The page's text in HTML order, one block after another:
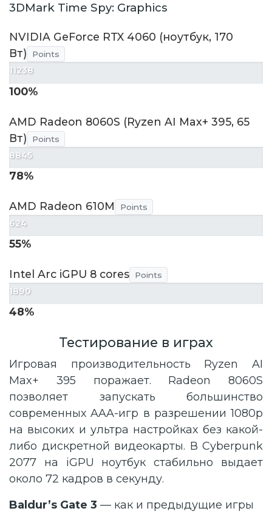
3DMark Time Spy: Graphics
NVIDIA GeForce RTX 4060 (ноутбук, 170
Вт)
Points
11238
100%
AMD Radeon 8060S (Ryzen AI Max+ 395, 65
Вт)
Points
8845
78%
AMD Radeon 610M Points
624
55%
Intel Arc iGPU 8 cores Points
1890
48%
Тестирование в играх
Игровая производительность Ryzen AI
Max+ 395 поражает. Radeon 8060S
позволяет запускать большинство
современных AAA-игр в разрешении 1080p
на высоких и ультра настройках без какой-
либо дискретной видеокарты. В Cyberpunk
2077 на iGPU ноутбук стабильно выдает
около 72 кадров в секунду.
Baldur’s Gate 3 — как и предыдущие игры